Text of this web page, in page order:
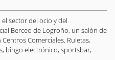
sector del ocio y del
Berceo de Logroño, un salón de
Comerciales. Ruletas,
bingo electrónico, sportsbar,